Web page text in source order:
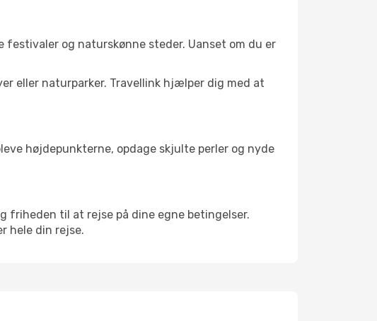
og naturskønne steder. Uanset om du er
eller naturparker. Travellink hjælper dig med at
højdepunkterne, opdage skjulte perler og nyde
friheden til at rejse på dine egne betingelser.
hele din rejse.